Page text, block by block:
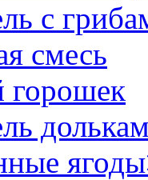
с
смесь
горошек
ягоды